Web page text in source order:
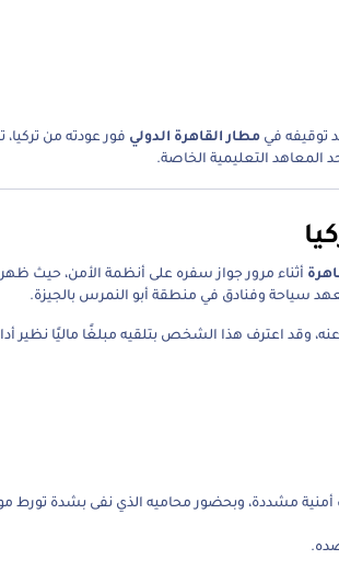
توقيفه في مطار القاهرة الدولي فور عودته من تركيا،
المعاهد التعليمية الخاصة.
أثناء مرور جواز سفره على أنظمة الأمن، حيث
سياحة وفنادق في منطقة أبو النمرس بالجيزة.
وقد اعترف هذا الشخص بتلقيه مبلغًا ماليًا نظير
مشددة، وبحضور محاميه الذي نفى بشدة تورط